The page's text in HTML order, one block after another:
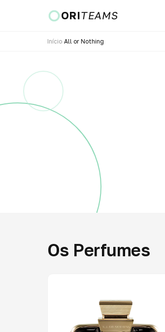
ORITEAMS
Início All or Nothing
Os Perfumes